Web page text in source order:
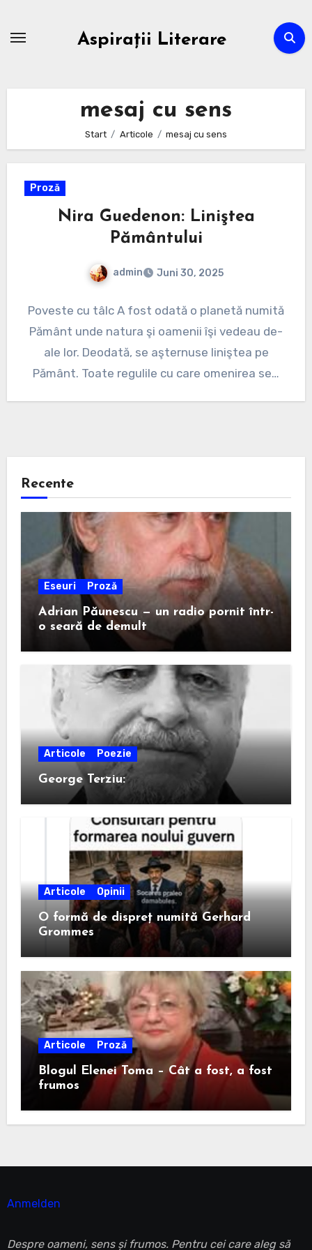
Aspirații Literare
mesaj cu sens
Start Articole mesaj cu sens
Proză
Nira Guedenon: Liniştea
Pământului
admin Juni 30, 2025
Kommentare
Poveste cu tâlc A fost odată o planetă numită
Pământ unde natura şi oamenii îşi vedeau de-
ale lor. Deodată, se aşternuse liniştea pe
Pământ. Toate regulile cu care omenirea se…
Recente
Eseuri Proză
Adrian Păunescu — un radio pornit într-
o seară de demult
Articole Poezie
George Terziu:
Articole Opinii
O formă de dispreț numită Gerhard
Grommes
Articole Proză
Blogul Elenei Toma – Cât a fost, a fost
frumos
Anmelden
Despre oameni, sens și frumos. Pentru cei care aleg să